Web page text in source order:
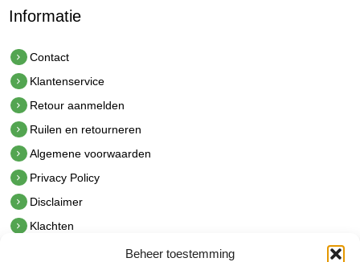
Beheer toestemming
Informatie
Contact
Klantenservice
Retour aanmelden
Ruilen en retourneren
Algemene voorwaarden
Privacy Policy
Disclaimer
Klachten